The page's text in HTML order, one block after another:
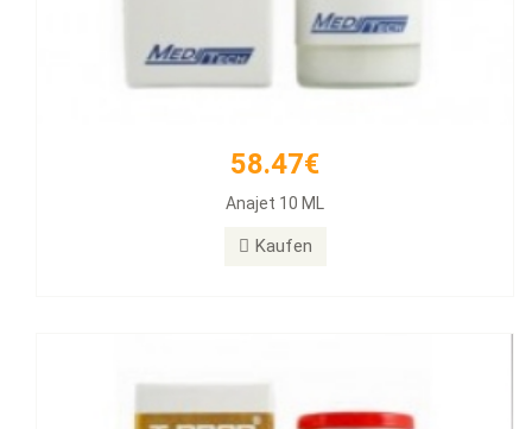
58.47€
Anajet 10 ML
Kaufen
66.21€
T-PROP 100 mg